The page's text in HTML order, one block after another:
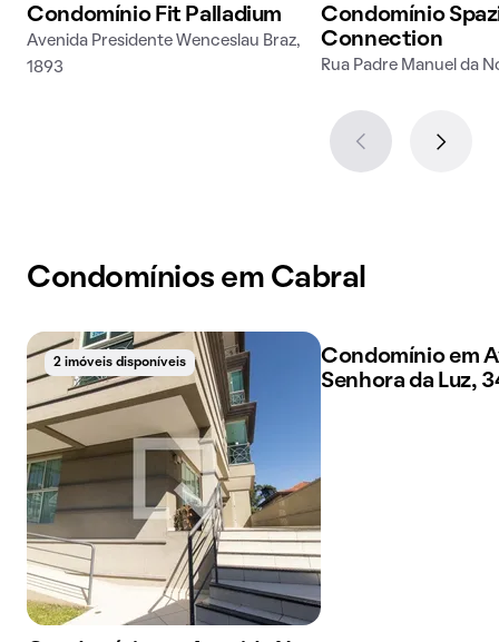
Condomínio Fit Palladium
Avenida Presidente Wenceslau Braz,
1893
Condomínio
Connection
Rua Padre Manuel da
Condomínios em Cabral
2 imóveis disponíveis 1 imóvel disponível
Condomínio em
Senhora da Luz,